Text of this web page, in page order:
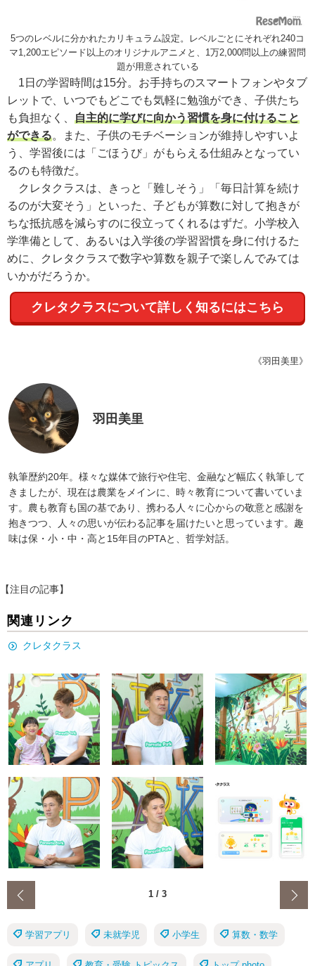
5つのレベルに分かれたカリキュラム設定。レベルごとにそれぞれ240コ
マ1,200エピソード以上のオリジナルアニメと、1万2,000問以上の練習問
題が用意されている
1日の学習時間は15分。お手持ちのスマートフォンやタブ
レットで、いつでもどこでも気軽に勉強ができ、子供たち
も負担なく、 自主的に学びに向かう習慣を身に付けること
ができる。また、子供のモチベーションが維持しやすいよ
う、学習後には「ごほうび」がもらえる仕組みとなってい
るのも特徴だ。
クレタクラスは、きっと「難しそう」「毎日計算を続け
るのが大変そう」といった、子どもが算数に対して抱きが
ちな抵抗感を減らすのに役立ってくれるはずだ。小学校入
学準備として、あるいは入学後の学習習慣を身に付けるた
めに、クレタクラスで数字や算数を親子で楽しんでみては
いかがだろうか。
クレタクラスについて詳しく知るにはこちら
《羽田美里》
羽田美里
執筆歴約20年。様々な媒体で旅行や住宅、金融など幅広く執筆して
きましたが、現在は農業をメインに、時々教育について書いていま
す。農も教育も国の基であり、携わる人々に心からの敬意と感謝を
抱きつつ、人々の思いが伝わる記事を届けたいと思っています。趣
味は保・小・中・高と15年目のPTAと、哲学対話。
【注目の記事】
関連リンク
クレタクラス
1 / 3
学習アプリ 未就学児 小学生 算数・数学